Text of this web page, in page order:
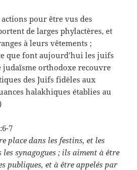
pour être vus des
de larges phylactères, et
à leurs vêtements ;
que font aujourd’hui les juifs
judaïsme orthodoxe recouvre
des Juifs fidèles aux
halakhiques établies au
7
place dans les festins, et les
les synagogues ; ils aiment à être
publiques, et à être appelés par